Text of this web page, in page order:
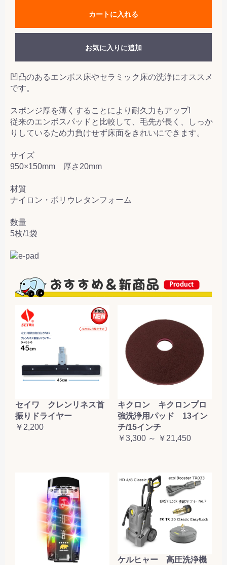
カートに入れる
お気に入りに追加
凹凸のあるエンボス床やセラミック床の洗浄にオススメ
です。
スポンジ厚を薄くすることにより耐久力もアップ!
従来のエンボスパッドと比較して、毛先が長く、しっか
りしているため力負けせず床面をきれいにできます。
サイズ
950×150mm 厚さ20mm
材質
ナイロン・ポリウレタンフォーム
数量
5枚/1袋
セイワ クレンリネス首
振りドライヤー
￥2,200
キクロン キクロンプロ
強洗浄用パッド 13イン
チ/15インチ
￥3,300 ～ ￥21,450
ケルヒャー 高圧洗浄機